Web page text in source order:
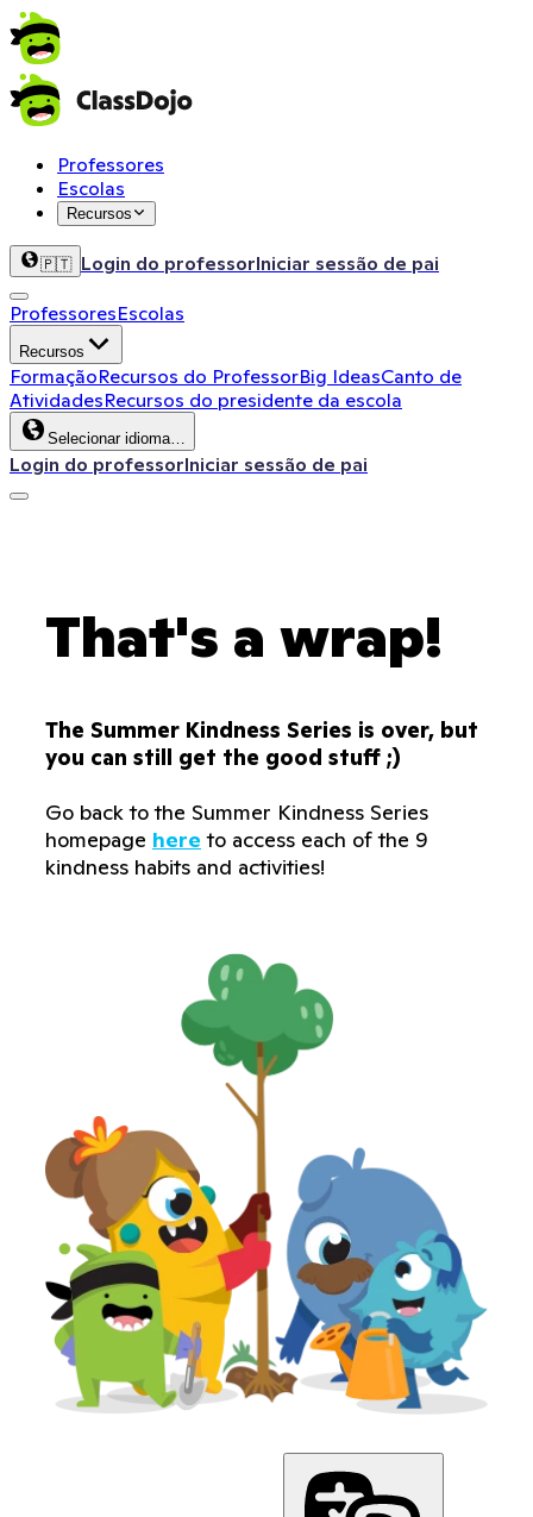
Professores
Escolas
Recursos
🇵🇹 Login do professorIniciar sessão de pai
ProfessoresEscolas
Recursos
FormaçãoRecursos do ProfessorBig IdeasCanto de
AtividadesRecursos do presidente da escola
Selecionar idioma…
Login do professorIniciar sessão de pai
That's a wrap!
The Summer Kindness Series is over, but
you can still get the good stuff ;)
Go back to the Summer Kindness Series
homepage here to access each of the 9
kindness habits and activities!